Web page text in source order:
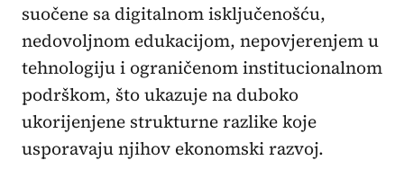
suočene sa digitalnom isključenošću,
nedovoljnom edukacijom, nepovjerenjem u
tehnologiju i ograničenom institucionalnom
podrškom, što ukazuje na duboko
ukorijenjene strukturne razlike koje
usporavaju njihov ekonomski razvoj.